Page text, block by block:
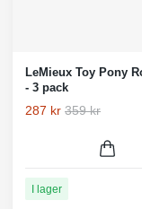
LeMieux Toy Pony
- 3 pack
287 kr 359 kr
I lager